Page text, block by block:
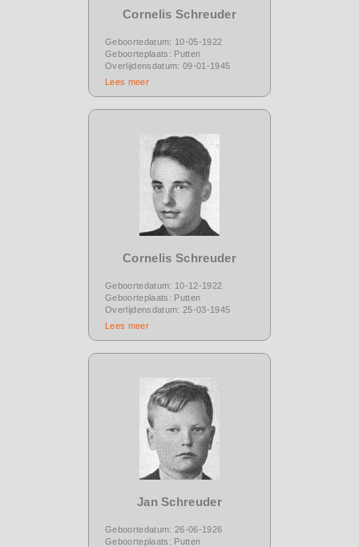
Cornelis Schreuder
Geboortedatum: 10-05-1922
Geboorteplaats: Putten
Overlijdensdatum: 09-01-1945
Lees meer
Cornelis Schreuder
Geboortedatum: 10-12-1922
Geboorteplaats: Putten
Overlijdensdatum: 25-03-1945
Lees meer
Jan Schreuder
Geboortedatum: 26-06-1926
Geboorteplaats: Putten